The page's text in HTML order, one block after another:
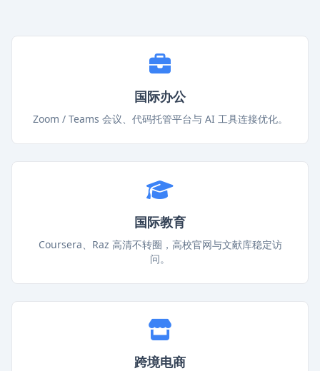
国际办公
Zoom / Teams 会议、代码托管平台与 AI 工具连接优化。
国际教育
Coursera、Raz 高清不转圈，高校官网与文献库稳定访
问。
跨境电商